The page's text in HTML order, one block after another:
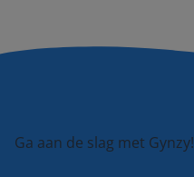
Ga aan de slag met Gynzy!